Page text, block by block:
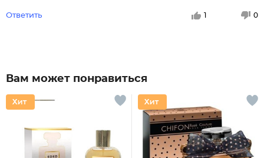
Ответить 1 0
Вам может понравиться